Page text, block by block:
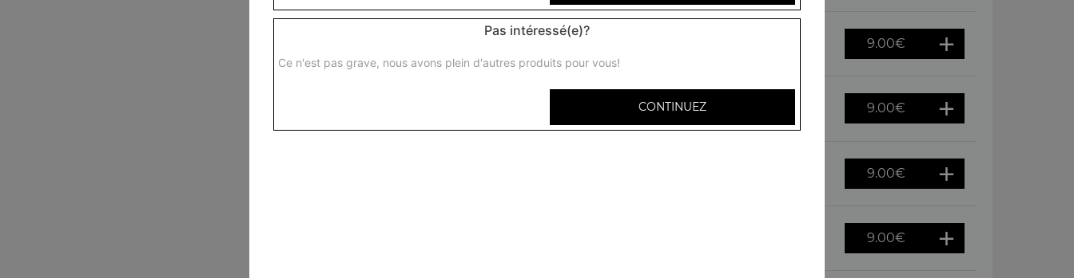
bari junior
Base sauce tomate, fromage, chèvre, brie, tomates fraîches, raclette
9.00€
9.00€
9.00€
9.00€
Pas intéressé(e)?
Ce n'est pas grave, nous avons plein d'autres produits pour vous!
CONTINUEZ